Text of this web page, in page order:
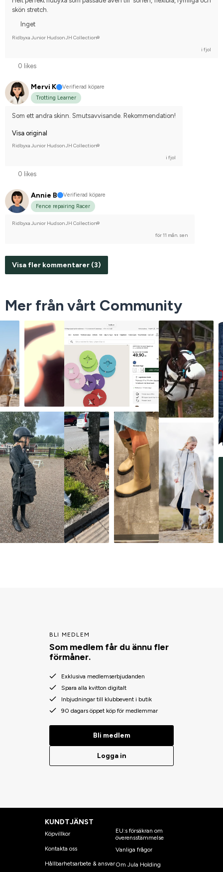
skön stretch.
Inget
Ridbyxa Junior Hudson JH Collection®
i fjol
0 likes
Mervi K
Verifierad köpare
Trotting Learner
Som ett andra skinn. Smutsavvisande. Rekommendation!
Visa original
Ridbyxa Junior Hudson JH Collection®
i fjol
0 likes
Annie B
Verifierad köpare
Fence repairing Racer
Ridbyxa Junior Hudson JH Collection®
för 11 mån. sen
Visa fler kommentarer (3)
Mer från vårt Community
BLI MEDLEM
Som medlem får du ännu fler
förmåner.
Exklusiva medlemserbjudanden
Spara alla kvitton digitalt
Inbjudningar till klubbevent i butik
90 dagars öppet köp för medlemmar
Bli medlem
Logga in
KUNDTJÄNST
Köpvillkor
Kontakta oss
Hållbarhetsarbete & ansvar
EU:s försäkran om
överensstämmelse
Vanliga frågor
Om Jula Holding